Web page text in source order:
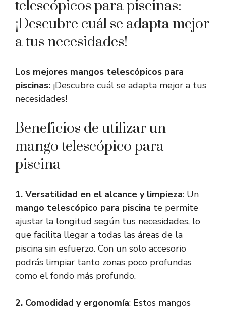
telescópicos para piscinas:
¡Descubre cuál se adapta mejor
a tus necesidades!
Los mejores mangos telescópicos para
piscinas: ¡Descubre cuál se adapta mejor a tus
necesidades!
Beneficios de utilizar un
mango telescópico para
piscina
1. Versatilidad en el alcance y limpieza: Un
mango telescópico para piscina te permite
ajustar la longitud según tus necesidades, lo
que facilita llegar a todas las áreas de la
piscina sin esfuerzo. Con un solo accesorio
podrás limpiar tanto zonas poco profundas
como el fondo más profundo.
2. Comodidad y ergonomía: Estos mangos